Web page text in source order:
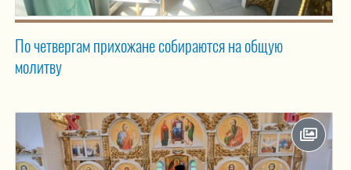
По четвергам прихожане собираются на общую
молитву